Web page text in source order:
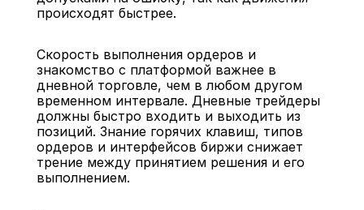
происходят быстрее.
Скорость выполнения ордеров и
знакомство с платформой важнее в
дневной торговле, чем в любом другом
временном интервале. Дневные трейдеры
должны быстро входить и выходить из
позиций. Знание горячих клавиш, типов
ордеров и интерфейсов биржи снижает
трение между принятием решения и его
выполнением.